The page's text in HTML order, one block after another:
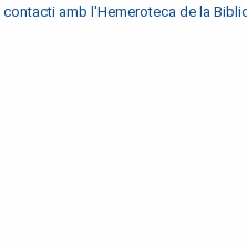
contacti amb l'Hemeroteca de la